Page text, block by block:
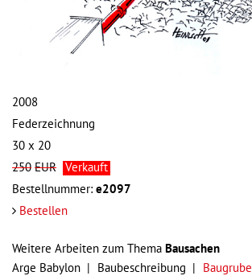
2008
Federzeichnung
30 x 20
250 EUR Verkauft
Bestellnummer: e2097
Bestellen
Weitere Arbeiten zum Thema Bausachen
Arge Babylon
Baubeschreibung